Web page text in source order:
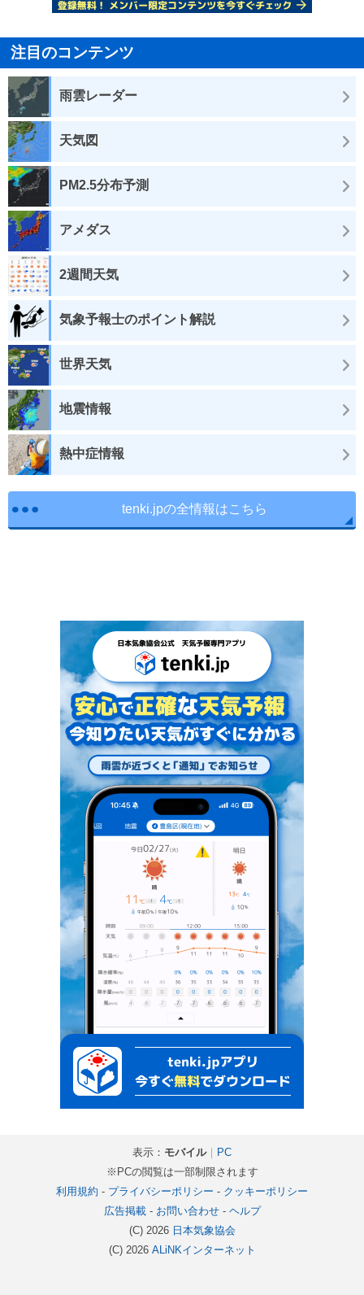
注目のコンテンツ
雨雲レーダー
天気図
PM2.5分布予測
アメダス
2週間天気
気象予報士のポイント解説
世界天気
地震情報
熱中症情報
tenki.jpの全情報はこちら
表示： モバイル｜ PC
※PCの閲覧は一部制限されます
利用規約 - プライバシーポリシー - クッキーポリシー
広告掲載- お問い合わせ- ヘルプ
(C) 2026 日本気象協会
(C) 2026 ALiNKインターネット